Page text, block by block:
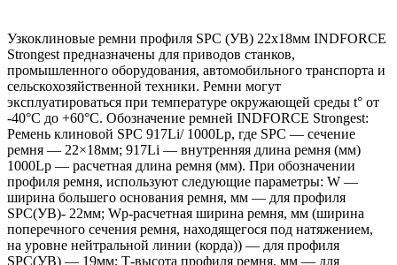
Узкоклиновые ремни профиля SPC (УB) 22х18мм INDFORCE
Strongest предназначены для приводов станков,
промышленного оборудования, автомобильного транспорта и
сельскохозяйственной техники. Ремни могут
эксплуатироваться при температуре окружающей среды t° от
-40°С до +60°С. Обозначение ремней INDFORCE Strongest:
Ремень клиновой SPC 917Li/ 1000Lp, где SPC — сечение
ремня — 22×18мм; 917Li — внутренняя длина ремня (мм)
1000Lp — расчетная длина ремня (мм). При обозначении
профиля ремня, используют следующие параметры: W —
ширина большего основания ремня, мм — для профиля
SPC(УB)- 22мм; Wp-расчетная ширина ремня, мм (ширина
поперечного сечения ремня, находящегося под натяжением,
на уровне нейтральной линии (корда)) — для профиля
SPC(УB) — 19мм; Т-высота профиля ремня, мм — для